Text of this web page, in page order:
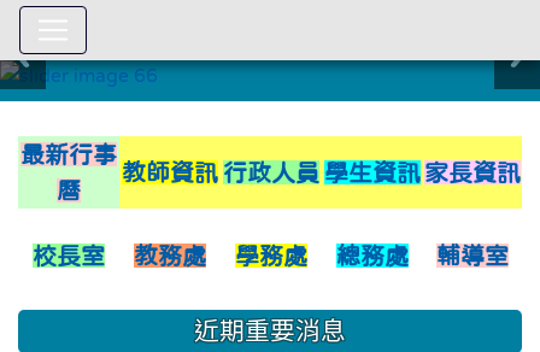
最新行事
曆
教師資訊 行政人員 學生資訊 家長資訊
校長室 教務處 學務處 總務處 輔導室
近期重要消息